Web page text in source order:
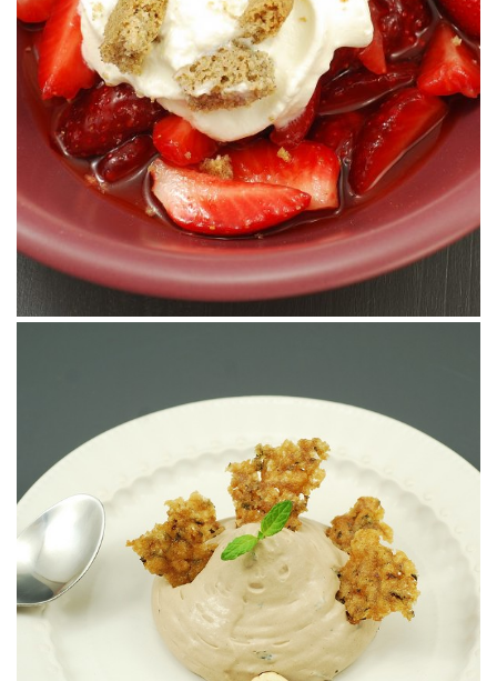
ESPUMA DE CREMA CATALANA DE MIQUEL
(con sifón)
Repasando algunos índices del blog caí en que hacía mucho
(demasiado) tiempo que no compartía con vosotros una receta
preparada con...